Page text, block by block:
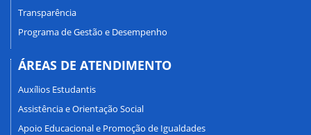
Transparência
Programa de Gestão e Desempenho
ÁREAS DE ATENDIMENTO
Auxílios Estudantis
Assistência e Orientação Social
Apoio Educacional e Promoção de Igualdades